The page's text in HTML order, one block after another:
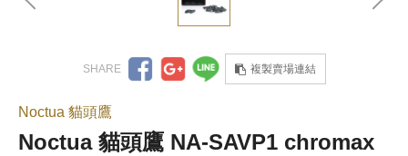
複製賣場連結
Noctua 貓頭鷹
Noctua 貓頭鷹 NA-SAVP1 chromax